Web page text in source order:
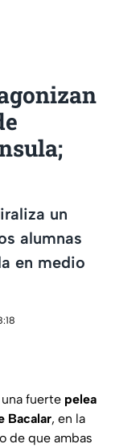
un
alumnas
en medio
fuerte pelea
Bacalar, en la
de que ambas